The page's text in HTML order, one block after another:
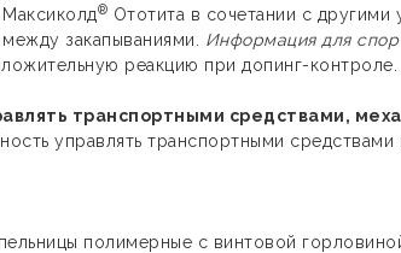
® Ототита в сочетании с
закапываниями. Информация для
реакцию при допинг-контроле.
транспортными средствами,
управлять транспортными средствами
полимерные с винтовой